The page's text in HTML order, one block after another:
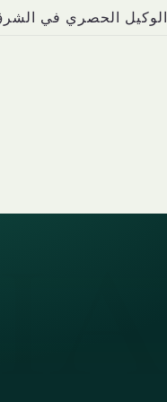
الوكيل الحصري في الشرق الأوسط - اشتري 3